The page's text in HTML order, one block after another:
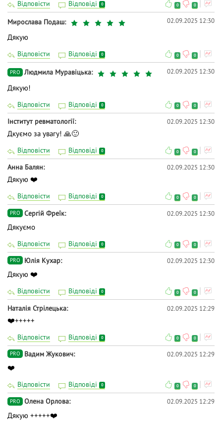
Відповісти Відповіді 0 0 0
Мирослава Подаш 02.09.2025 12:30
Дякую
Відповісти Відповіді 0 0 0
PRO Людмила Муравіцька 02.09.2025 12:30
Дякую!
Відповісти Відповіді 0 0 0
Інститут ревматології 02.09.2025 12:30
Дкуємо за увагу! 🙏🙂
Відповісти Відповіді 0 0 0
Анна Балян 02.09.2025 12:30
Дякую ❤️
Відповісти Відповіді 0 0 0
PRO Сергій Фреїк 02.09.2025 12:30
Дякуємо
Відповісти Відповіді 0 0 0
PRO Юлія Кухар 02.09.2025 12:30
Дякую ❤️
Відповісти Відповіді 0 0 0
Наталія Стрілецька 02.09.2025 12:29
❤️+++++
Відповісти Відповіді 0 0 0
PRO Вадим Жукович 02.09.2025 12:29
❤️
Відповісти Відповіді 0 0 0
PRO Олена Орлова 02.09.2025 12:29
Дякую +++++❤️